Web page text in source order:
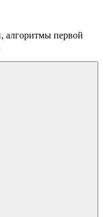
алгоритмы первой